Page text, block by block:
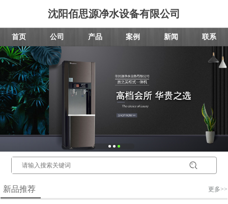
沈阳佰思源净水设备有限公司
首页 公司 产品 案例 新闻 联系
新品推荐 更多>>